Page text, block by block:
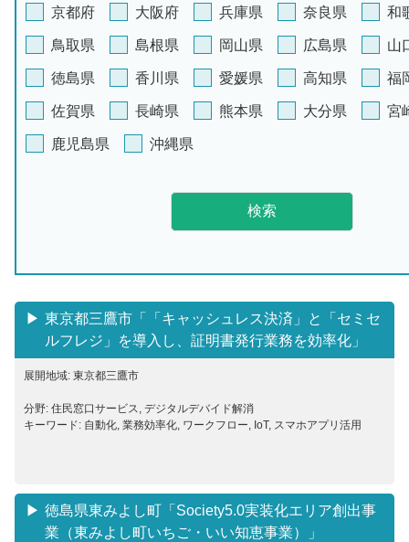
京都府 大阪府 兵庫県 奈良県 和
鳥取県 島根県 岡山県 広島県 山
徳島県 香川県 愛媛県 高知県 福
佐賀県 長崎県 熊本県 大分県 宮
鹿児島県 沖縄県
東京都三鷹市「「キャッシュレス決済」と「セミセ
ルフレジ」を導入し、証明書発行業務を効率化」
展開地域: 東京都三鷹市
分野: 住民窓口サービス, デジタルデバイド解消
キーワード: 自動化, 業務効率化, ワークフロー, IoT, スマホアプリ活用
徳島県東みよし町「Society5.0実装化エリア創出事
業（東みよし町いちご・いい知恵事業）」